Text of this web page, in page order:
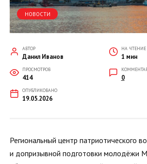
НОВОСТИ
АВТОР
Данил Иванов
НА ЧТЕНИЕ
1 мин
ПРОСМОТРОВ
414 0
ОПУБЛИКОВАНО
19.05.2026
Региональный центр патриотического
и допризывной подготовки молодёжи